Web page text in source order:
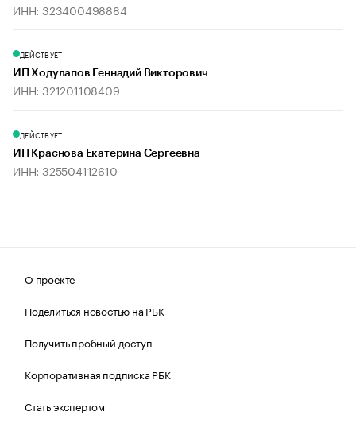
ИНН: 323400498884
ДЕЙСТВУЕТ
ИП Ходулапов Геннадий Викторович
ИНН: 321201108409
ДЕЙСТВУЕТ
ИП Краснова Екатерина Сергеевна
ИНН: 325504112610
О проекте
Поделиться новостью на РБК
Получить пробный доступ
Корпоративная подписка РБК
Стать экспертом